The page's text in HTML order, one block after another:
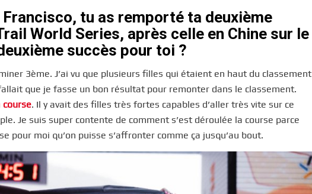
tu as remporté ta deuxième
World Series, après celle en Chine sur le
succès pour toi ?
3ème. J’ai vu que plusieurs filles qui étaient en haut du classement
que je fasse un bon résultat pour remonter dans le classement.
. Il y avait des filles très fortes capables d’aller très vite sur ce
Je suis super contente de comment s’est déroulée la course parce
pour moi qu’on puisse s’affronter comme ça jusqu’au bout.